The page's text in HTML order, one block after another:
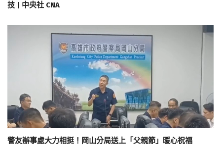
技 | 中央社 CNA
警友辦事處大力相挺！岡山分局送上「父親節」暖心祝福